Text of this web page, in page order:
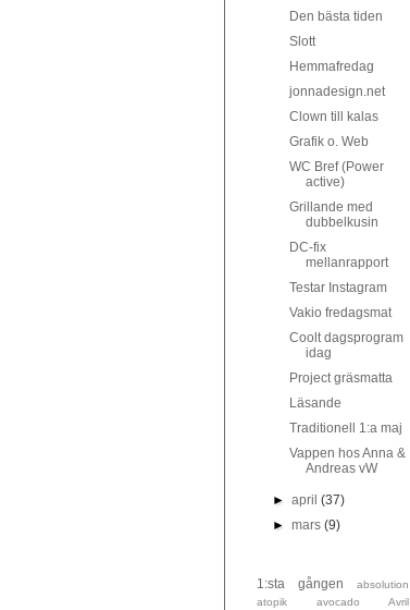
Den bästa tiden
Slott
Hemmafredag
jonnadesign.net
Clown till kalas
Grafik o. Web
WC Bref (Power
active)
Grillande med
dubbelkusin
DC-fix
mellanrapport
Testar Instagram
Vakio fredagsmat
Coolt dagsprogram
idag
Project gräsmatta
Läsande
Traditionell 1:a maj
Vappen hos Anna &
Andreas vW
►april(37)
►mars(9)
1:sta gången
absolution
atopik
avocado Avril